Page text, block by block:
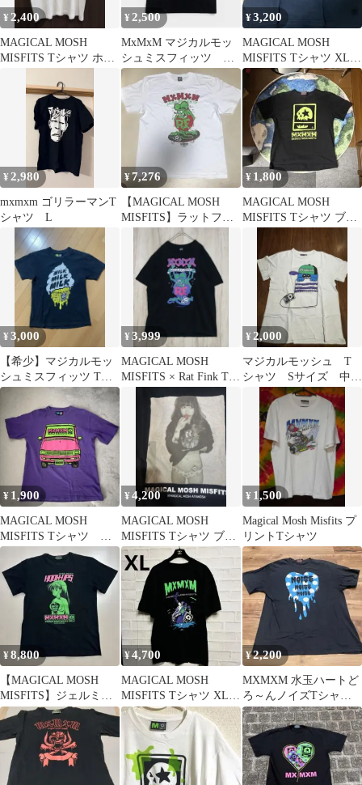
¥ 2,400
MAGICAL MOSH
MISFITS Tシャツ ホワ
¥2,500
MxMxM マジカルモッ
シュミスフィッツ
M 半袖 虎 レア
黒 Tシャツ
¥3,200
MAGICAL MOSH
MISFITS Tシャツ XL
ブラック
¥ 2,980
mxmxm ゴリラーマンT
シャツ L
¥7,276
【MAGICAL MOSH
MISFITS】ラットフィ
ンク TシャツXL 未使用
¥1,800
MAGICAL MOSH
MISFITS Tシャツ ブラ
¥3,000
【希少】マジカルモッ
シュミスフィッツ Tシ
ャツ MxMxM アイスク
リーム 黒S
¥3,999
MAGICAL MOSH
MISFITS × Rat Fink Tシ
¥ 2,000
マジカルモッシュ T
シャツ Sサイズ 中古
¥ 1,900
MAGICAL MOSH
MISFITS Tシャツ
MUNCHIES
¥4,200
MAGICAL MOSH
MISFITS Tシャツ ブラ
ック
¥ 1,500
Magical Mosh Misfits プ
リントTシャツ
¥8,800
【MAGICAL MOSH
MISFITS】ジェルミ・
クライン Tシャツ M
¥4,700
MAGICAL MOSH
MISFITS Tシャツ XL
ブラック
¥2,200
MXMXM 水玉ハートど
ろ～んノイズTシャ
ツ XL マモミ